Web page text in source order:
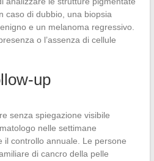
caso di dubbio, una biopsia
e un melanoma regressivo.
o l’assenza di cellule
up
senza spiegazione visibile
nelle settimane
il controllo annuale. Le persone
di cancro della pelle